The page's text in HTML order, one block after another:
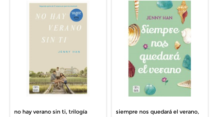
no hay verano sin ti, trilogía
siempre nos quedará el verano,